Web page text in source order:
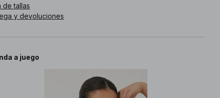
de tallas
y devoluciones
a juego